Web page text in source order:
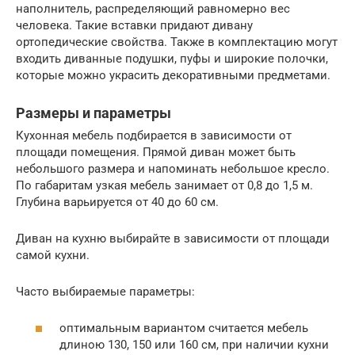
наполнитель, распределяющий равномерно вес
человека. Такие вставки придают дивану
ортопедические свойства. Также в комплектацию могут
входить диванные подушки, пуфы и широкие полочки,
которые можно украсить декоративными предметами.
Размеры и параметры
Кухонная мебель подбирается в зависимости от
площади помещения. Прямой диван может быть
небольшого размера и напоминать небольшое кресло.
По габаритам узкая мебель занимает от 0,8 до 1,5 м.
Глубина варьируется от 40 до 60 см.
Диван на кухню выбирайте в зависимости от площади
самой кухни.
Часто выбираемые параметры:
оптимальным вариантом считается мебель
длиною 130, 150 или 160 см, при наличии кухни